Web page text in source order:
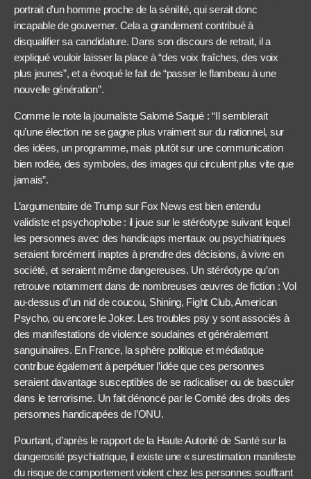
portrait d’un homme proche de la sénilité, qui serait donc
incapable de gouverner. Cela a grandement contribué à
disqualifier sa candidature. Dans son discours de retrait, il a
expliqué vouloir laisser la place à “des voix fraîches, des voix
plus jeunes”, et a évoqué le fait de “passer le flambeau à une
nouvelle génération”.
Comme le note la journaliste Salomé Saqué : “Il semblerait
qu’une élection ne se gagne plus vraiment sur du rationnel, sur
des idées, un programme, mais plutôt sur une communication
bien rodée, des symboles, des images qui circulent plus vite que
jamais”.
L’argumentaire de Trump sur Fox News est bien entendu
validiste et psychophobe : il joue sur le stéréotype suivant lequel
les personnes avec des handicaps mentaux ou psychiatriques
seraient forcément inaptes à prendre des décisions, à vivre en
société, et seraient même dangereuses. Un stéréotype qu’on
retrouve notamment dans de nombreuses œuvres de fiction : Vol
au-dessus d’un nid de coucou, Shining, Fight Club, American
Psycho, ou encore le Joker. Les troubles psy y sont associés à
des manifestations de violence soudaines et généralement
sanguinaires. En France, la sphère politique et médiatique
contribue également à perpétuer l’idée que ces personnes
seraient davantage susceptibles de se radicaliser ou de basculer
dans le terrorisme. Un fait dénoncé par le Comité des droits des
personnes handicapées de l’ONU.
Pourtant, d’après le rapport de la Haute Autorité de Santé sur la
dangerosité psychiatrique, il existe une « surestimation manifeste
du risque de comportement violent chez les personnes souffrant